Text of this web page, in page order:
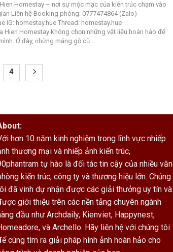
Homestay – nơi sự mộc mạc của kiến trúc chạm vào
Liên hệ Booking phòng: 0777474864 (Zalo)
IG: homestay.hue Thread: homestay.hue
Hien Homestay không chọn những vật liệu hoàn hảo để
Ở đây, những mảng gỗ cũ...
4
hơn 10 năm kinh nghiệm trong lĩnh vực nhiếp
thương mại và nhiếp ảnh kiến trúc,
tự hào là đối tác tin cậy của nhiều văn
kiến trúc, công ty và thương hiệu lớn. Chúng
đã vinh dự nhận được các giải thưởng uy tín và
giới thiệu trên các nền tảng chuyên ngành
đầu như Archdaily, Kienviet, Happynest,
và Archello. Hãy liên hệ với chúng tôi
cùng tìm ra giải pháp hình ảnh hoàn hảo cho